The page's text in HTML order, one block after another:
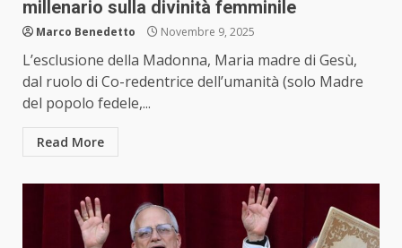
millenario sulla divinità femminile
Marco Benedetto Novembre 9, 2025
L’esclusione della Madonna, Maria madre di Gesù,
dal ruolo di Co-redentrice dell’umanità (solo Madre
del popolo fedele,...
Read More